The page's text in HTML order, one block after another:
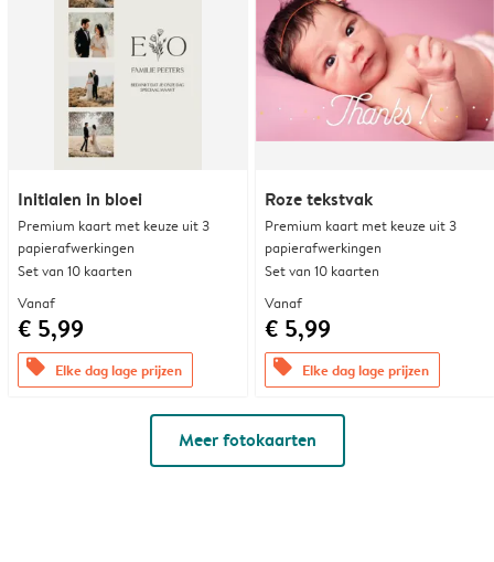
Initialen in bloei
Premium kaart met keuze uit 3
papierafwerkingen
Set van 10 kaarten
Vanaf
€ 5,99
offers Elke dag lage prijzen
Roze tekstvak
Premium kaart met keuze uit 3
papierafwerkingen
Set van 10 kaarten
Vanaf
€ 5,99
offers Elke dag lage prijzen
Meer fotokaarten